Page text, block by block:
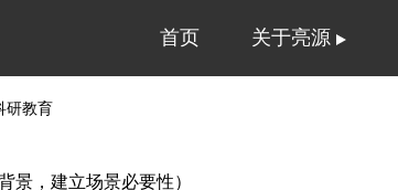
首页 关于亮源
研教育
景，建立场景必要性）